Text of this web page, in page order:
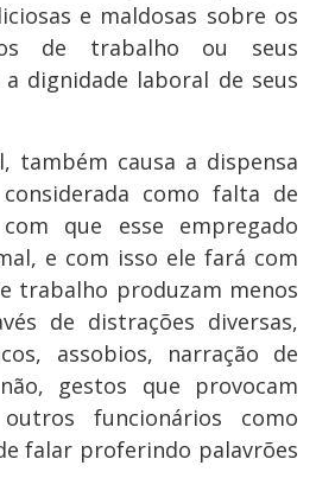
e maldosas sobre os
de trabalho ou seus
dignidade laboral de seus
também causa a dispensa
como falta de
que esse empregado
e com isso ele fará com
trabalho produzam menos
de distrações diversas,
assobios, narração de
gestos que provocam
funcionários como
falar proferindo palavrões